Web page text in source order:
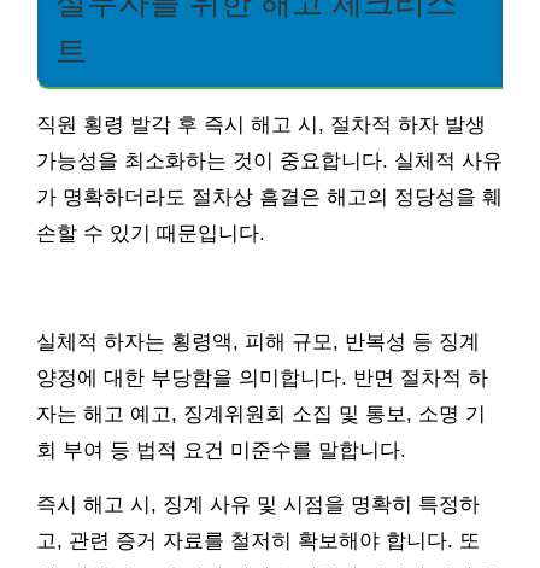
트
직원 횡령 발각 후 즉시 해고 시, 절차적 하자 발생
가능성을 최소화하는 것이 중요합니다. 실체적 사유
가 명확하더라도 절차상 흠결은 해고의 정당성을 훼
손할 수 있기 때문입니다.
실체적 하자는 횡령액, 피해 규모, 반복성 등 징계
양정에 대한 부당함을 의미합니다. 반면 절차적 하
자는 해고 예고, 징계위원회 소집 및 통보, 소명 기
회 부여 등 법적 요건 미준수를 말합니다.
즉시 해고 시, 징계 사유 및 시점을 명확히 특정하
고, 관련 증거 자료를 철저히 확보해야 합니다. 또